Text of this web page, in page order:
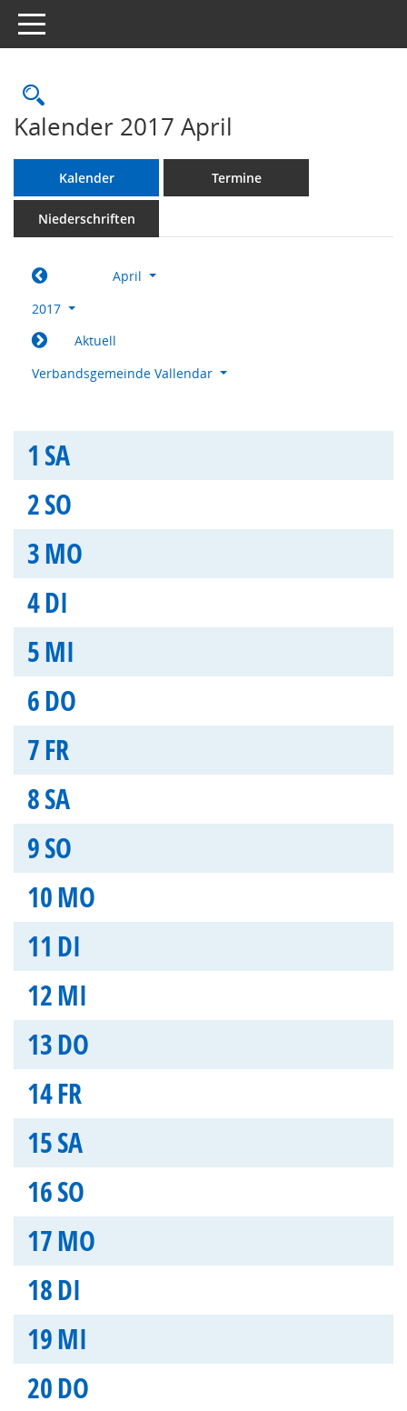
Toggle navigation
Rechercheauswahl
Kalender 2017 April
Kalender Termine
Niederschriften
April
2017
Aktuell
Verbandsgemeinde Vallendar
1 SA
2SO
3MO
4DI
5MI
6DO
7FR
8SA
9SO
10MO
11 DI
12MI
13DO
14FR
15SA
16SO
17MO
18DI
19MI
20DO